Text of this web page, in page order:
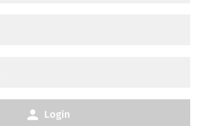
Login